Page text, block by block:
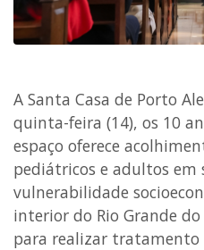
A Santa Casa de Porto
quinta-feira (14), os 10
espaço oferece
pediátricos e adultos em
vulnerabilidade
interior do Rio Grande
para realizar